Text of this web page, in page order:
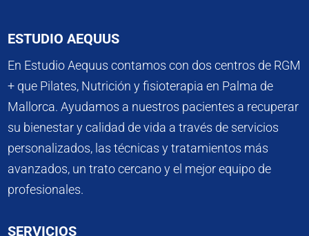
ESTUDIO AEQUUS
En Estudio Aequus contamos con dos centros de RGM
+ que Pilates, Nutrición y fisioterapia en Palma de
Mallorca. Ayudamos a nuestros pacientes a recuperar
su bienestar y calidad de vida a través de servicios
personalizados, las técnicas y tratamientos más
avanzados, un trato cercano y el mejor equipo de
profesionales.
SERVICIOS